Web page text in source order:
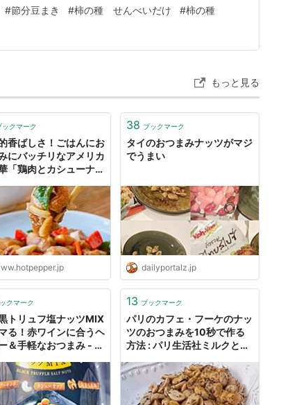
、大豆として料理にも使えます。 そしてお安
#節分豆まき #柿の種 せんべいだけ #柿の種
もっと見る
ックマーク
香ばしさ！ごはんにお
にバッチリなアメリカ
「鶏肉とカシューナッ
美窪たえ】 - メシ通 | ホ
ッパーグルメ
38 ブックマーク
タイのおつまみナッツがマジ
でうまい
dailyportalz.jp
クマーク
トリュフ塩ナッツMIX
る！赤ワインに合うヘ
＆手軽なおつまみ - ア
13 ブックマーク
パリのカフェ・フーケのナッ
ツのおつまみを10秒で作る
方法 : パリ生活社ミルクとマ